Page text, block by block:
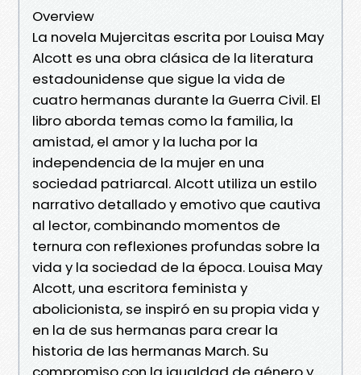
Overview
La novela Mujercitas escrita por Louisa May
Alcott es una obra clásica de la literatura
estadounidense que sigue la vida de
cuatro hermanas durante la Guerra Civil. El
libro aborda temas como la familia, la
amistad, el amor y la lucha por la
independencia de la mujer en una
sociedad patriarcal. Alcott utiliza un estilo
narrativo detallado y emotivo que cautiva
al lector, combinando momentos de
ternura con reflexiones profundas sobre la
vida y la sociedad de la época. Louisa May
Alcott, una escritora feminista y
abolicionista, se inspiró en su propia vida y
en la de sus hermanas para crear la
historia de las hermanas March. Su